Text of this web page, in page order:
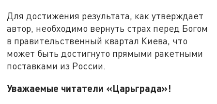
Для достижения результата, как утверждает
автор, необходимо вернуть страх перед Богом
в правительственный квартал Киева, что
может быть достигнуто прямыми ракетными
поставками из России.
Уважаемые читатели «Царьграда»!